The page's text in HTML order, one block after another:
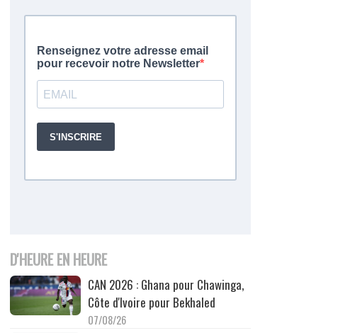
D'HEURE EN HEURE
CAN 2026 : Ghana pour Chawinga,
Côte d'Ivoire pour Bekhaled
07/08/26